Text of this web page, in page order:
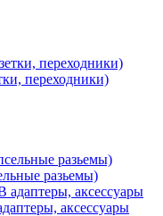
переходники)
разьемы)
аксессуары